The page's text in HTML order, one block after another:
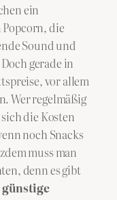
ein
die
Sound und
gerade in
vor allem
Wer regelmäßig
die Kosten
noch Snacks
muss man
denn es gibt